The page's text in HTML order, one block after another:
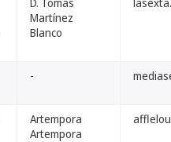
Martínez
Blanco
-
Artempora
Artempora